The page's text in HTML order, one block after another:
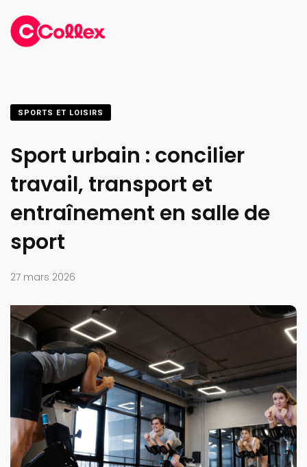
SPORTS ET LOISIRS
Sport urbain : concilier
travail, transport et
entraînement en salle de
sport
27 mars 2026